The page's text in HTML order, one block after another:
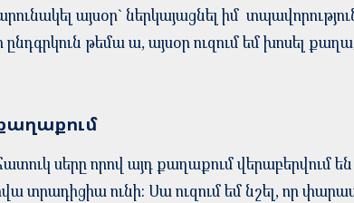
այսօր` ներկայացնել իմ
թեմա ա, այսօր ուզում եմ խոսել
սերը որով այդ քաղաքում վերաբերվում են
տրադիցիա ունի: Սա ուզում եմ նշել, որ